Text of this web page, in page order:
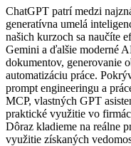
ChatGPT patrí medzi
generatívna umelá
našich kurzoch sa naučíte
Gemini a ďalšie moderné
dokumentov, generovanie
automatizáciu práce.
prompt engineeringu a
MCP, vlastných GPT
praktické využitie vo
Dôraz kladieme na reálne
využitie získaných